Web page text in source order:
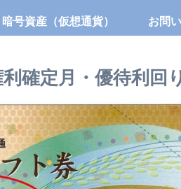
暗号資産（仮想通貨） お問
確定月・優待利回